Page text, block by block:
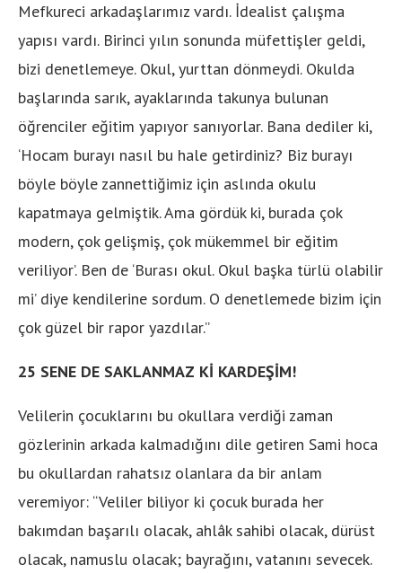
Mefkureci arkadaşlarımız vardı. İdealist çalışma
yapısı vardı. Birinci yılın sonunda müfettişler geldi,
bizi denetlemeye. Okul, yurttan dönmeydi. Okulda
başlarında sarık, ayaklarında takunya bulunan
öğrenciler eğitim yapıyor sanıyorlar. Bana dediler ki,
‘Hocam burayı nasıl bu hale getirdiniz? Biz burayı
böyle böyle zannettiğimiz için aslında okulu
kapatmaya gelmiştik. Ama gördük ki, burada çok
modern, çok gelişmiş, çok mükemmel bir eğitim
veriliyor’. Ben de ‘Burası okul. Okul başka türlü olabilir
mi’ diye kendilerine sordum. O denetlemede bizim için
çok güzel bir rapor yazdılar.”
25 SENE DE SAKLANMAZ Kİ KARDEŞİM!
Velilerin çocuklarını bu okullara verdiği zaman
gözlerinin arkada kalmadığını dile getiren Sami hoca
bu okullardan rahatsız olanlara da bir anlam
veremiyor: “Veliler biliyor ki çocuk burada her
bakımdan başarılı olacak, ahlâk sahibi olacak, dürüst
olacak, namuslu olacak; bayrağını, vatanını sevecek.